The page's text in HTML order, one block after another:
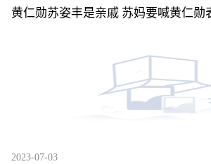
黄仁勋苏姿丰是亲戚 苏妈要喊黄仁勋
2023-07-03